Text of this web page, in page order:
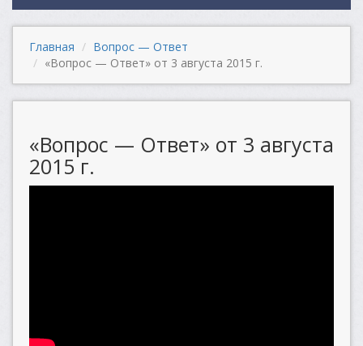
Главная
Вопрос — Ответ
«Вопрос — Ответ» от 3 августа 2015 г.
«Вопрос — Ответ» от 3 августа
2015 г.